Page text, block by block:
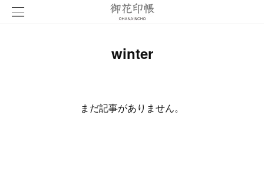
winter
まだ記事がありません。